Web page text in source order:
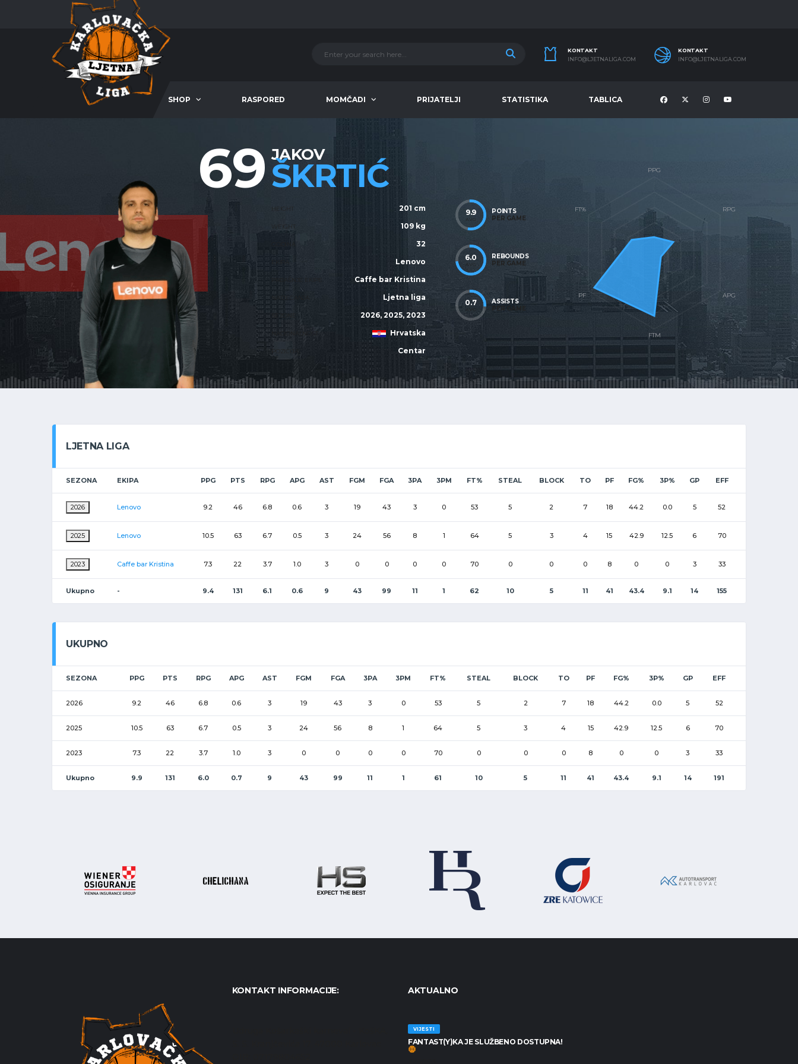
KONTAKT
INFO@LJETNALIGA.COM
KONTAKT
INFO@LJETNALIGA.COM
SHOP RASPORED MOMČADI PRIJATELJI STATISTIKA TABLICA
69 JAKOV
ŠKRTIĆ
HEIGHT 201 cm
109 kg
32
EKIPA Lenovo
PRIJAŠNJE EKIPE Caffe bar Kristina
NATJECANJA Ljetna liga
2026, 2025, 2023
NACIONALNOST Hrvatska
Centar
9.9
AVG
POINTS
PER GAME
6.0
AVG
REBOUNDS
PER GAME
0.7
ASSISTS
PER GAME
LJETNA LIGA
SEZONA EKIPA PPG PTS RPG APG AST FGM FGA 3PA 3PM FT% STEAL BLOCK TO PF FG% 3P% GP EFF
2026 Lenovo 9.2 46 6.8 0.6 3 19 43 3 0 53 5 2 7 18 44.2 0.0 5 52
2025 Lenovo 10.5 63 6.7 0.5 3 24 56 8 1 64 5 3 4 15 42.9 12.5 6 70
2023 Caffe bar Kristina 7.3 22 3.7 1.0 3 0 0 0 0 70 0 0 0 8 0 0 3 33
Ukupno - 9.4 131 6.1 0.6 9 43 99 11 1 62 10 5 11 41 43.4 9.1 14 155
UKUPNO
SEZONA PPG PTS RPG APG AST FGM FGA 3PA 3PM FT% STEAL BLOCK TO PF FG% 3P% GP EFF
2026 9.2 46 6.8 0.6 3 19 43 3 0 53 5 2 7 18 44.2 0.0 5 52
2025 10.5 63 6.7 0.5 3 24 56 8 1 64 5 3 4 15 42.9 12.5 6 70
2023 7.3 22 3.7 1.0 3 0 0 0 0 70 0 0 0 8 0 0 3 33
Ukupno 9.9 131 6.0 0.7 9 43 99 11 1 61 10 5 11 41 43.4 9.1 14 191
KONTAKT INFORMACIJE: AKTUALNO
VIJESTI
FANTAST(Y)KA JE SLUŽBENO DOSTUPNA!